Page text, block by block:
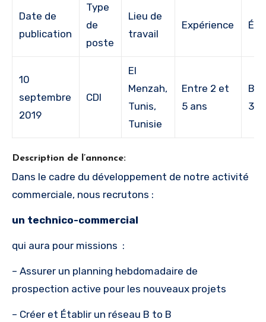
Date de
publication
Type
de
poste
Lieu de
travail
Expérience
10
septembre
2019
CDI
El
Menzah,
Tunis,
Tunisie
Entre 2 et
5 ans
3
Description de l’annonce:
Dans le cadre du développement de notre activité
commerciale, nous recrutons :
un technico-commercial
qui aura pour missions :
– Assurer un planning hebdomadaire de
prospection active pour les nouveaux projets
– Créer et Établir un réseau B to B